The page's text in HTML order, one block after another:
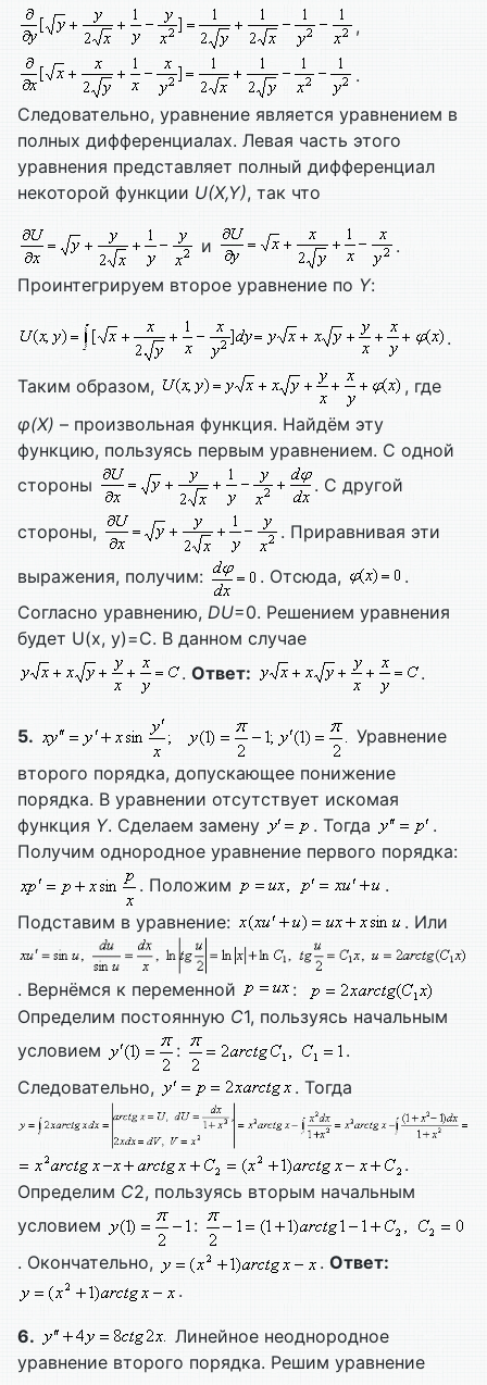
,
.
Следовательно, уравнение является уравнением в
полных дифференциалах. Левая часть этого
уравнения представляет полный дифференциал
некоторой функции U(X,Y), так что
и
.
Проинтегрируем второе уравнение по Y:
.
Таким образом,
, где
φ(X) – произвольная функция. Найдём эту
функцию, пользуясь первым уравнением. С одной
стороны
. С другой
стороны, . Приравнивая эти
выражения, получим: . Отсюда,
.
Согласно уравнению, DU=0. Решением уравнения
будет U(x, y)=C. В данном случае
. Ответ: .
5.
Уравнение
второго порядка, допускающее понижение
порядка. В уравнении отсутствует искомая
функция Y. Сделаем замену . Тогда
.
Получим однородное уравнение первого порядка:
. Положим
.
Подставим в уравнение:
. Или
. Вернёмся к переменной
:
Определим постоянную C1, пользуясь начальным
условием
:
.
Следовательно,
. Тогда
.
Определим C2, пользуясь вторым начальным
условием
:
. Окончательно,
. Ответ:
.
6.
Линейное неоднородное
уравнение второго порядка. Решим уравнение